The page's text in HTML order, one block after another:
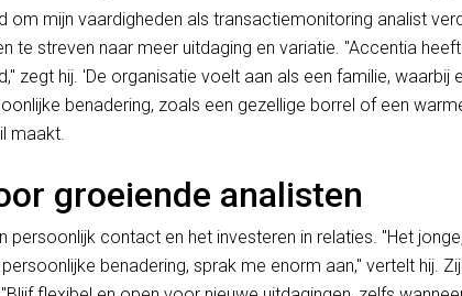
om mijn vaardigheden als transactiemonitoring analist
te streven naar meer uitdaging en variatie. "Accentia
zegt hij. 'De organisatie voelt aan als een familie,
benadering, zoals een gezellige borrel of een
maakt.
groeiende analisten
persoonlijk contact en het investeren in relaties. "Het
benadering, sprak me enorm aan," vertelt hij.